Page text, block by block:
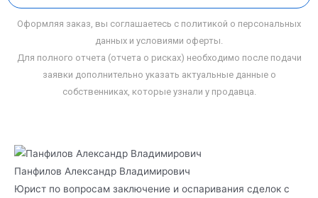
Оформляя заказ, вы соглашаетесь с политикой о персональных
данных и условиями оферты.
Для полного отчета (отчета о рисках) необходимо после подачи
заявки дополнительно указать актуальные данные о
собственниках, которые узнали у продавца.
Панфилов Александр Владимирович
Юрист по вопросам заключение и оспаривания сделок с